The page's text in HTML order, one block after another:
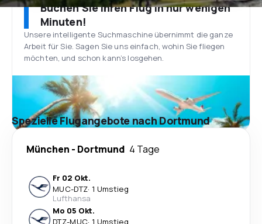
Buchen Sie Ihren Flug in nur wenigen
Minuten!
Unsere intelligente Suchmaschine übernimmt die ganze
Arbeit für Sie. Sagen Sie uns einfach, wohin Sie fliegen
möchten, und schon kann’s losgehen.
Spezielle Flugangebote nach Dortmund
München - Dortmund 4 Tage
Fr 02 Okt.
MUC-DTZ· 1 Umstieg
Lufthansa
Mo 05 Okt.
DTZ-MUC· 1 Umstieg